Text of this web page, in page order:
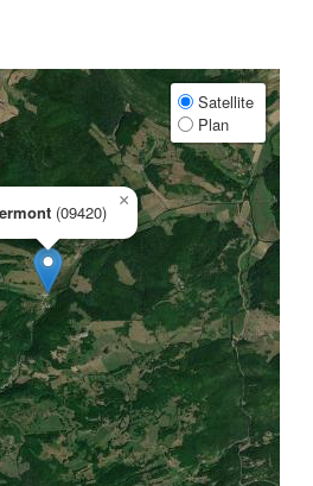
(09420)
×
Satellite
Plan